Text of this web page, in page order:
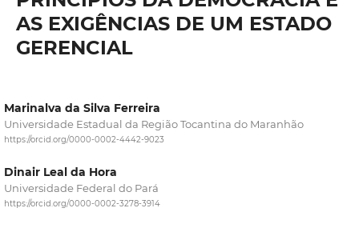
AS EXIGÊNCIAS DE UM ESTADO
GERENCIAL
Marinalva da Silva Ferreira
Universidade Estadual da Região Tocantina do Maranhão
https://orcid.org/0000-0002-4442-9023
Dinair Leal da Hora
Universidade Federal do Pará
https://orcid.org/0000-0002-3278-3914